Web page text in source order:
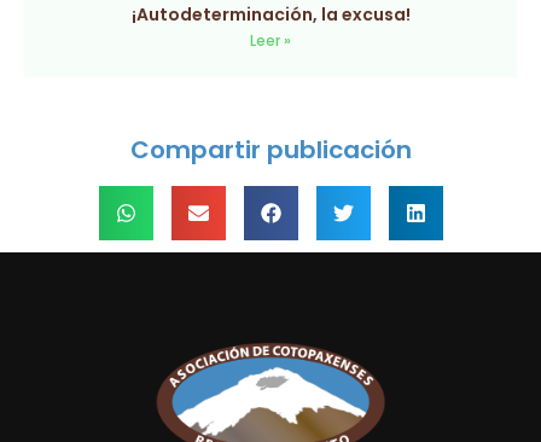
¡Autodeterminación, la excusa!
Leer »
Compartir publicación